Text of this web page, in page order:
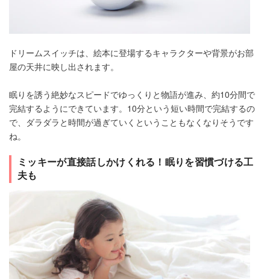
ドリームスイッチは、絵本に登場するキャラクターや背景がお部
屋の天井に映し出されます。
眠りを誘う絶妙なスピードでゆっくりと物語が進み、約10分間で
完結するようにできています。10分という短い時間で完結するの
で、ダラダラと時間が過ぎていくということもなくなりそうです
ね。
ミッキーが直接話しかけくれる！眠りを習慣づける工
夫も